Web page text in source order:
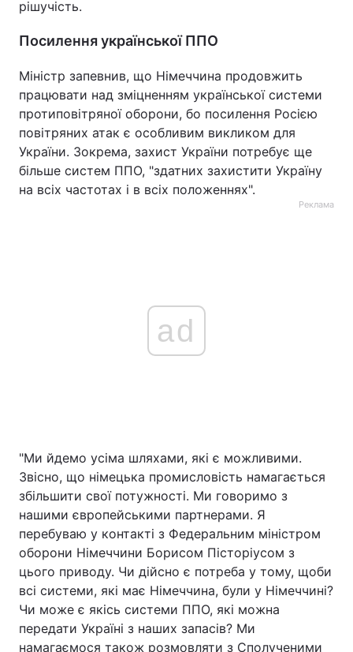
рішучість.
Посилення української ППО
Міністр запевнив, що Німеччина продовжить
працювати над зміцненням української системи
протиповітряної оборони, бо посилення Росією
повітряних атак є особливим викликом для
України. Зокрема, захист України потребує ще
більше систем ППО, "здатних захистити Україну
на всіх частотах і в всіх положеннях".
Реклама
ad
"Ми йдемо усіма шляхами, які є можливими.
Звісно, що німецька промисловість намагається
збільшити свої потужності. Ми говоримо з
нашими європейськими партнерами. Я
перебуваю у контакті з Федеральним міністром
оборони Німеччини Борисом Пісторіусом з
цього приводу. Чи дійсно є потреба у тому, щоби
всі системи, які має Німеччина, були у Німеччині?
Чи може є якісь системи ППО, які можна
передати Україні з наших запасів? Ми
намагаємося також розмовляти з Сполученими